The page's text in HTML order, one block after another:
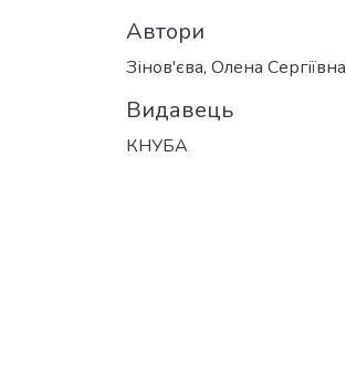
Автори
Зінов'єва, Олена Сергіївна
Видавець
КНУБА